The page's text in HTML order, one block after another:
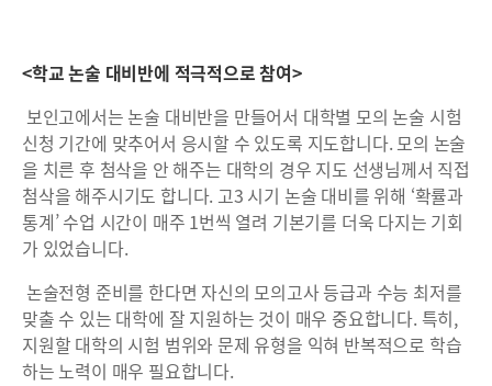
<학교 논술 대비반에 적극적으로 참여>
보인고에서는 논술 대비반을 만들어서 대학별 모의 논술 시험
신청 기간에 맞추어서 응시할 수 있도록 지도합니다. 모의 논술
을 치른 후 첨삭을 안 해주는 대학의 경우 지도 선생님께서 직접
첨삭을 해주시기도 합니다. 고3 시기 논술 대비를 위해 ‘확률과
통계’ 수업 시간이 매주 1번씩 열려 기본기를 더욱 다지는 기회
가 있었습니다.
논술전형 준비를 한다면 자신의 모의고사 등급과 수능 최저를
맞출 수 있는 대학에 잘 지원하는 것이 매우 중요합니다. 특히,
지원할 대학의 시험 범위와 문제 유형을 익혀 반복적으로 학습
하는 노력이 매우 필요합니다.